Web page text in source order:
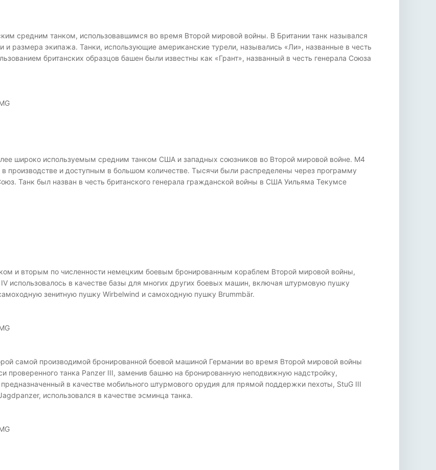
средним танком, использовавшимся во время Второй мировой войны. В Британии танк назывался
размера экипажа. Танки, использующие американские турели, назывались «Ли», названные в честь
британских образцов башен были известны как «Грант», названный в честь генерала Союза
широко используемым средним танком США и западных союзников во Второй мировой войне. M4
производстве и доступным в большом количестве. Тысячи были распределены через программу
Танк был назван в честь британского генерала гражданской войны в США Уильяма Текумсе
и вторым по численности немецким боевым бронированным кораблем Второй мировой войны,
использовалось в качестве базы для многих других боевых машин, включая штурмовую пушку
зенитную пушку Wirbelwind и самоходную пушку Brummbär.
самой производимой бронированной боевой машиной Германии во время Второй мировой войны
проверенного танка Panzer III, заменив башню на бронированную неподвижную надстройку,
в качестве мобильного штурмового орудия для прямой поддержки пехоты, StuG III
использовался в качестве эсминца танка.